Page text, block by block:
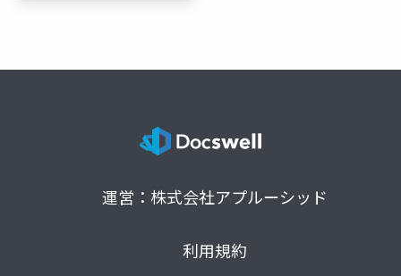
運営：株式会社アプルーシッド
利用規約